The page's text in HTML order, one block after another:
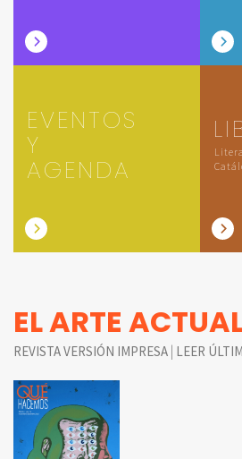
EVENTOS
Y
AGENDA
EL ARTE
REVISTA VERSIÓN IMPRESA | LEER